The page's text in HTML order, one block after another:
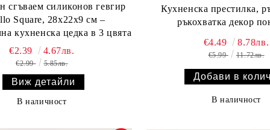
сгъваем силиконов гевгир
Square, 28x22x9 см –
кухненска цедка в 3 цвята
€2.39 4.67лв.
€2.99 5.85лв.
Виж детайли
В наличност
Кухненска престилка,
ръкохватка декор
€4.49 8.78лв.
€5.99 11.72лв.
В наличност